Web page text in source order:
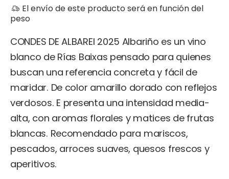
original
10,40 €.
actual
8,99 €.
El envío de este producto será en función del
peso
CONDES DE ALBAREI 2025 Albariño es un vino
blanco de Rías Baixas pensado para quienes
buscan una referencia concreta y fácil de
maridar. De color amarillo dorado con reflejos
verdosos. E presenta una intensidad media-
alta, con aromas florales y matices de frutas
blancas. Recomendado para mariscos,
pescados, arroces suaves, quesos frescos y
aperitivos.